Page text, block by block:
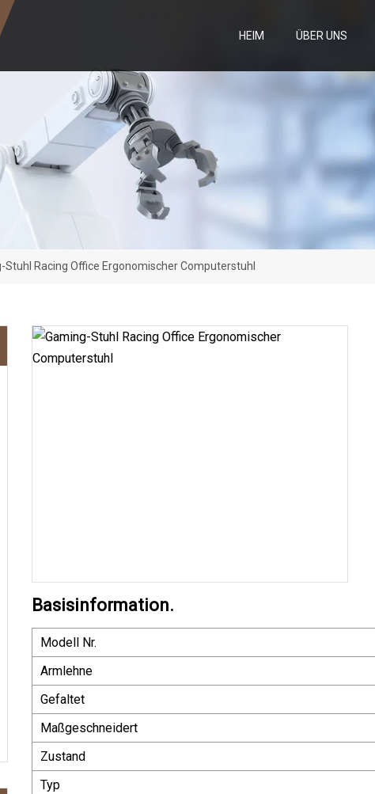
HEIM ÜBER UNS
Stuhl Racing Office Ergonomischer Computerstuhl
Basisinformation.
Modell Nr.
Armlehne
Gefaltet
Maßgeschneidert
Zustand
Typ